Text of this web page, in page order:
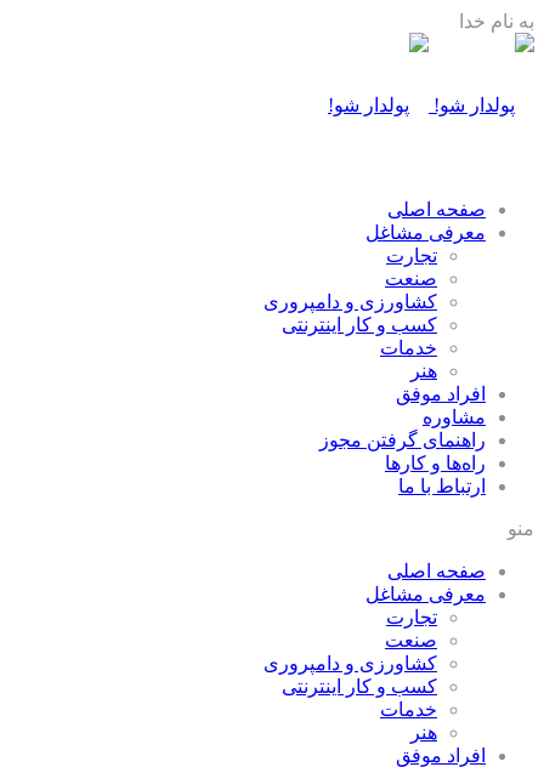
به نام خدا
صفحه اصلی
معرفی مشاغل
تجارت
صنعت
كشاورزی و دامپروری
كسب و كار اينترنتی
خدمات
هنر
افراد موفق
مشاوره
راهنمای گرفتن مجوز
راه‌ها و كارها
ارتباط با ما
منو
صفحه اصلی
معرفی مشاغل
تجارت
صنعت
كشاورزی و دامپروری
كسب و كار اينترنتی
خدمات
هنر
افراد موفق